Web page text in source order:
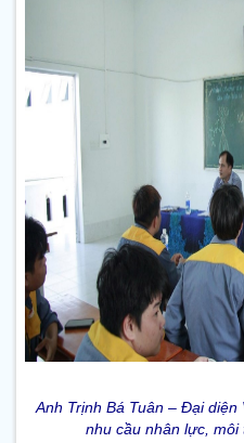
Anh Trịnh Bá Tuân – Đại
nhu cầu nhân lực,